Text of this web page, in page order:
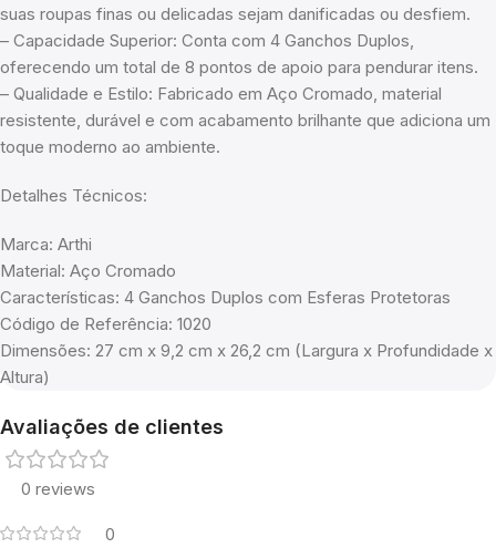
suas roupas finas ou delicadas sejam danificadas ou desfiem.
– Capacidade Superior: Conta com 4 Ganchos Duplos,
oferecendo um total de 8 pontos de apoio para pendurar itens.
– Qualidade e Estilo: Fabricado em Aço Cromado, material
resistente, durável e com acabamento brilhante que adiciona um
toque moderno ao ambiente.
Detalhes Técnicos:
Marca: Arthi
Material: Aço Cromado
Características: 4 Ganchos Duplos com Esferas Protetoras
Código de Referência: 1020
Dimensões: 27 cm x 9,2 cm x 26,2 cm (Largura x Profundidade x
Altura)
Avaliações de clientes
0 reviews
0